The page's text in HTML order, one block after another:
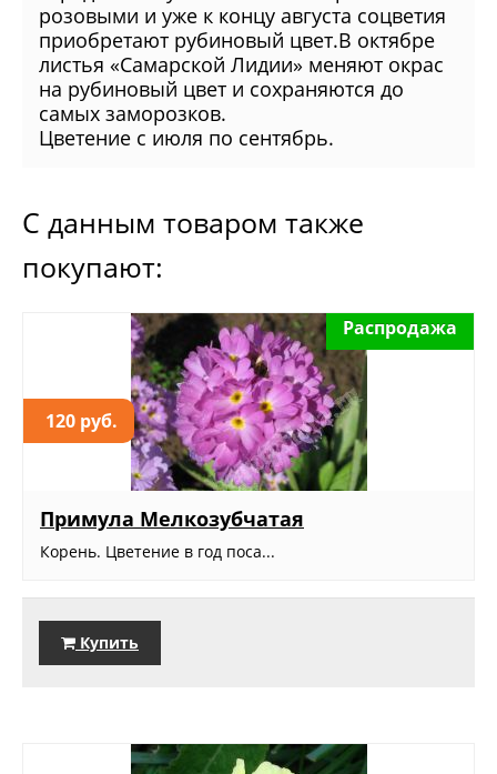
розовыми и уже к концу августа соцветия
приобретают рубиновый цвет.В октябре
листья «Самарской Лидии» меняют окрас
на рубиновый цвет и сохраняются до
самых заморозков.
Цветение с июля по сентябрь.
С данным товаром также
покупают:
120 руб.
Распродажа
Примула Мелкозубчатая
Корень. Цветение в год поса...
Купить